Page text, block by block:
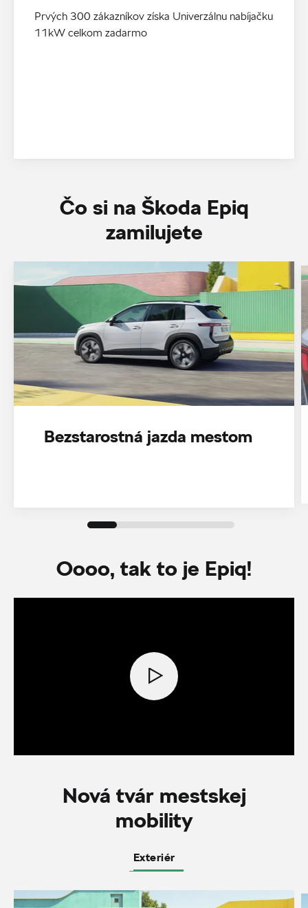
Prvých 300 zákazníkov získa Univerzálnu nabíjačku
11kW celkom zadarmo
Čo si na Škoda Epiq
zamilujete
Bezstarostná jazda mestom
Oooo, tak to je Epiq!
Nová tvár mestskej
mobility
Exteriér